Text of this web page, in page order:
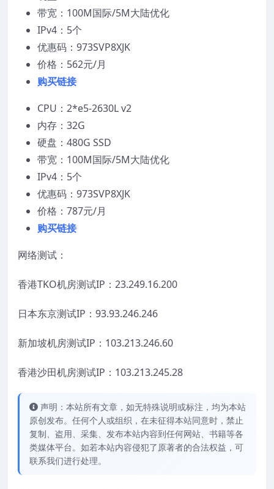
带宽：100M国际/5M大陆优化
IPv4：5个
优惠码：973SVP8XJK
价格：562元/月
购买链接
CPU：2*e5-2630L v2
内存：32G
硬盘：480G SSD
带宽：100M国际/5M大陆优化
IPv4：5个
优惠码：973SVP8XJK
价格：787元/月
购买链接
网络测试：
香港TKO机房测试IP：23.249.16.200
日本东京测试IP：93.93.246.246
新加坡机房测试IP：103.213.246.60
香港沙田机房测试IP：103.213.245.28
声明：本站所有文章，如无特殊说明或标注，均为本站
原创发布。任何个人或组织，在未征得本站同意时，禁止
复制、盗用、采集、发布本站内容到任何网站、书籍等各
类媒体平台。如若本站内容侵犯了原著者的合法权益，可
联系我们进行处理。